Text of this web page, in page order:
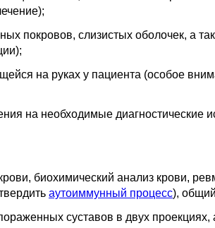
покровов, слизистых оболочек, а
на руках у пациента (особое
на необходимые диагностические
биохимический анализ крови,
аутоиммунный процесс),
суставов в двух